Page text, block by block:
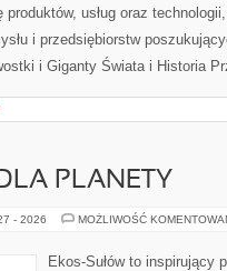
usług oraz
i przedsiębiorstw
i Giganty Świata i Historia
PLANETY
- 2026 MOŻLIWOŚĆ
Ekos-Sułów to inspirujący